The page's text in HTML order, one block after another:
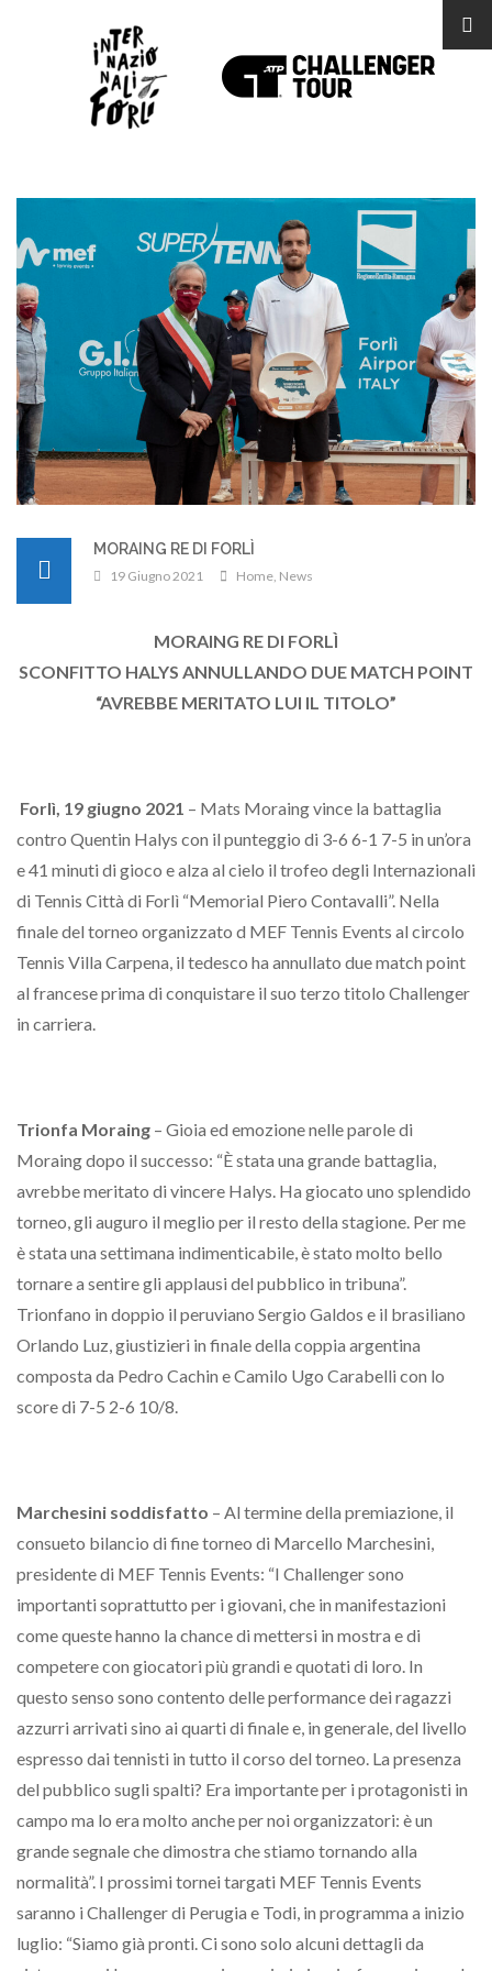
MORAING RE DI FORLÌ
19 Giugno 2021 Home News
MORAING RE DI FORLÌ
SCONFITTO HALYS ANNULLANDO DUE MATCH POINT
“AVREBBE MERITATO LUI IL TITOLO”
Forlì, 19 giugno 2021 – Mats Moraing vince la battaglia
contro Quentin Halys con il punteggio di 3-6 6-1 7-5 in un’ora
e 41 minuti di gioco e alza al cielo il trofeo degli Internazionali
di Tennis Città di Forlì “Memorial Piero Contavalli”. Nella
finale del torneo organizzato d MEF Tennis Events al circolo
Tennis Villa Carpena, il tedesco ha annullato due match point
al francese prima di conquistare il suo terzo titolo Challenger
in carriera.
Trionfa Moraing – Gioia ed emozione nelle parole di
Moraing dopo il successo: “È stata una grande battaglia,
avrebbe meritato di vincere Halys. Ha giocato uno splendido
torneo, gli auguro il meglio per il resto della stagione. Per me
è stata una settimana indimenticabile, è stato molto bello
tornare a sentire gli applausi del pubblico in tribuna”.
Trionfano in doppio il peruviano Sergio Galdos e il brasiliano
Orlando Luz, giustizieri in finale della coppia argentina
composta da Pedro Cachin e Camilo Ugo Carabelli con lo
score di 7-5 2-6 10/8.
Marchesini soddisfatto – Al termine della premiazione, il
consueto bilancio di fine torneo di Marcello Marchesini,
presidente di MEF Tennis Events: “I Challenger sono
importanti soprattutto per i giovani, che in manifestazioni
come queste hanno la chance di mettersi in mostra e di
competere con giocatori più grandi e quotati di loro. In
questo senso sono contento delle performance dei ragazzi
azzurri arrivati sino ai quarti di finale e, in generale, del livello
espresso dai tennisti in tutto il corso del torneo. La presenza
del pubblico sugli spalti? Era importante per i protagonisti in
campo ma lo era molto anche per noi organizzatori: è un
grande segnale che dimostra che stiamo tornando alla
normalità”. I prossimi tornei targati MEF Tennis Events
saranno i Challenger di Perugia e Todi, in programma a inizio
luglio: “Siamo già pronti. Ci sono solo alcuni dettagli da